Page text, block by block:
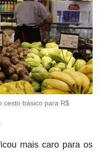
cesto básico para R$
mais caro para os